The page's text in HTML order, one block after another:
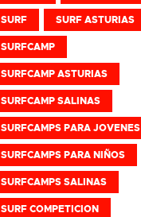
SURF SURF ASTURIAS
SURFCAMP
SURFCAMP ASTURIAS
SURFCAMP SALINAS
SURFCAMPS PARA JOVENES
SURFCAMPS PARA NIÑOS
SURFCAMPS SALINAS
SURF COMPETICION